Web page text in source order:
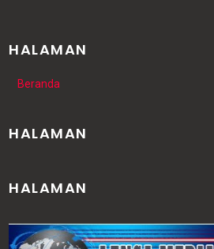
HALAMAN
Beranda
HALAMAN
HALAMAN